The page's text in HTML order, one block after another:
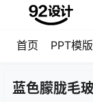
首页 PPT模版
蓝色朦胧毛